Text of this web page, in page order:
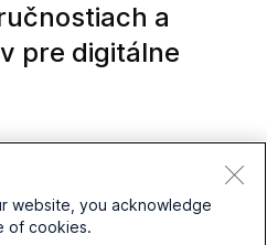
a
pre digitálne
zodpovedá
ktorí majú zručnosti na
uspokojili. Po príchode
ktoré môžu byť
website, you acknowledge
of cookies.